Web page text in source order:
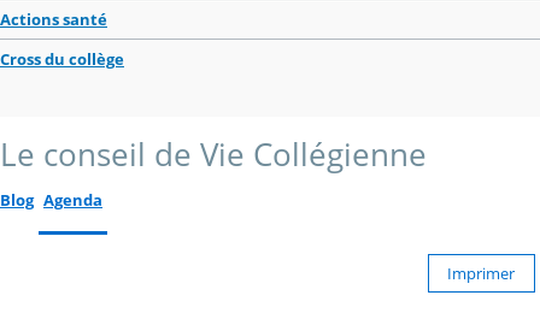
Actions santé
Cross du collège
Le conseil de Vie Collégienne
Blog Agenda
Imprimer